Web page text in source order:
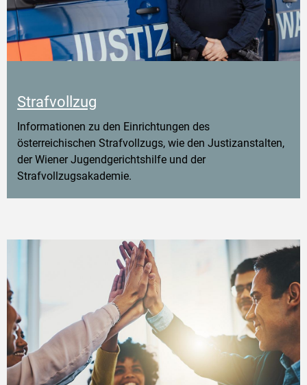
Strafvollzug
Informationen zu den Einrichtungen des
österreichischen Strafvollzugs, wie den Justizanstalten,
der Wiener Jugendgerichtshilfe und der
Strafvollzugsakademie.